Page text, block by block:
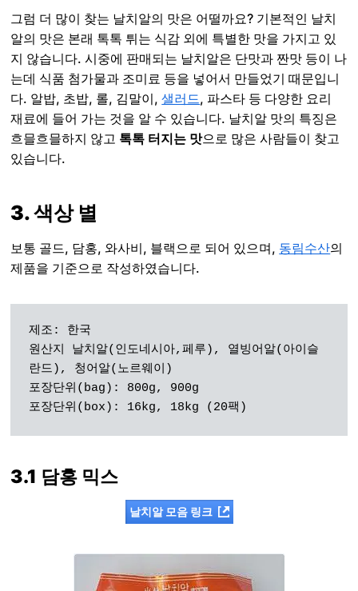
그럼 더 많이 찾는 날치알의 맛은 어떨까요? 기본적인 날치
알의 맛은 본래 톡톡 튀는 식감 외에 특별한 맛을 가지고 있
지 않습니다. 시중에 판매되는 날치알은 단맛과 짠맛 등이 나
는데 식품 첨가물과 조미료 등을 넣어서 만들었기 때문입니
다. 알밥, 초밥, 롤, 김말이,샐러드, 파스타 등 다양한 요리
재료에 들어 가는 것을 알 수 있습니다. 날치알 맛의 특징은
흐믈흐믈하지 않고 톡톡 터지는 맛으로 많은 사람들이 찾고
있습니다.
3. 색상 별
보통 골드, 담홍, 와사비, 블랙으로 되어 있으며, 동림수산의
제품을 기준으로 작성하였습니다.
제조: 한국
원산지 날치알(인도네시아,페루), 열빙어알(아이슬
란드), 청어알(노르웨이)
포장단위(bag): 800g, 900g
포장단위(box): 16kg, 18kg (20팩)
3.1 담홍 믹스
날치알 모음 링크